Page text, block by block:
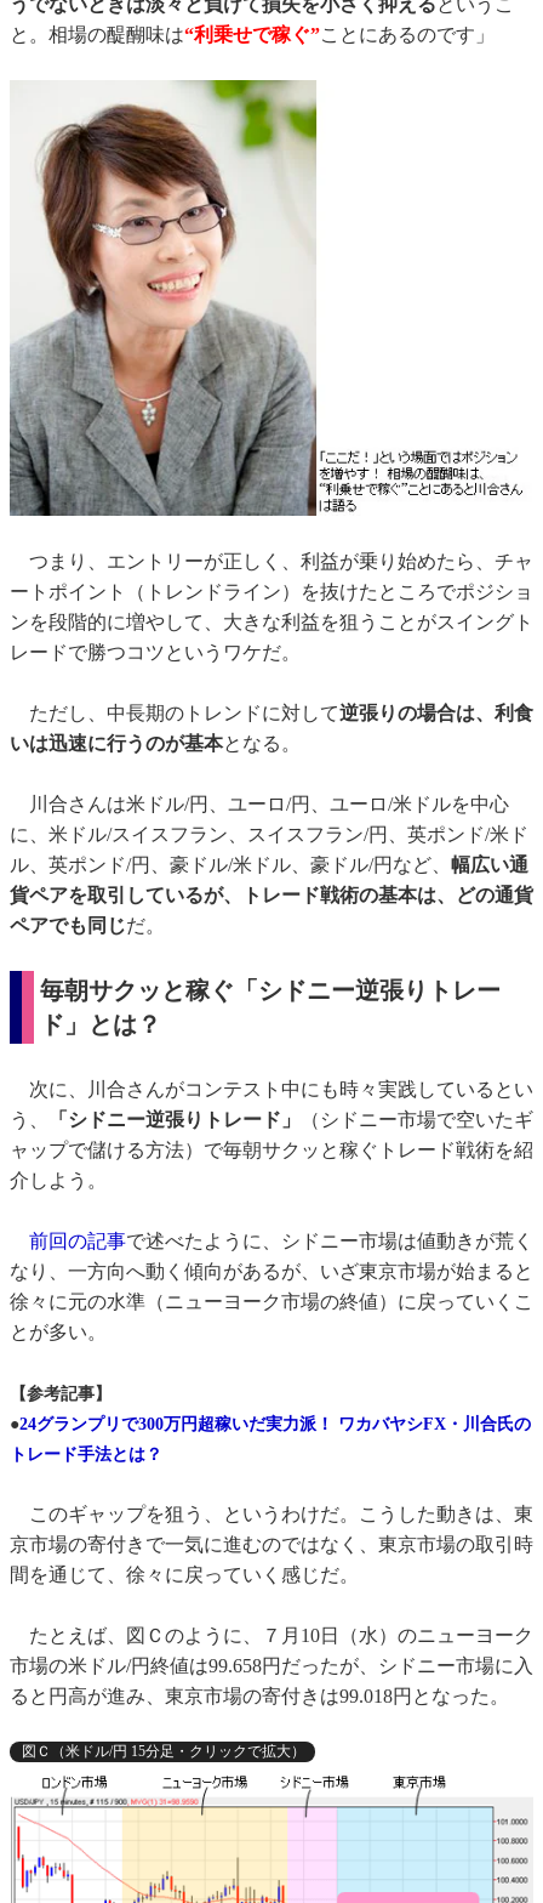
うでないときは淡々と負けて損失を小さく抑えるというこ
と。相場の醍醐味は“利乗せで稼ぐ”ことにあるのです」
つまり、エントリーが正しく、利益が乗り始めたら、チャ
ートポイント（トレンドライン）を抜けたところでポジショ
ンを段階的に増やして、大きな利益を狙うことがスイングト
レードで勝つコツというワケだ。
ただし、中長期のトレンドに対して逆張りの場合は、利食
いは迅速に行うのが基本となる。
川合さんは米ドル/円、ユーロ/円、ユーロ/米ドルを中心
に、米ドル/スイスフラン、スイスフラン/円、英ポンド/米ド
ル、英ポンド/円、豪ドル/米ドル、豪ドル/円など、 幅広い通
貨ペアを取引しているが、トレード戦術の基本は、どの通貨
ペアでも同じだ。
毎朝サクッと稼ぐ「シドニー逆張りトレー
ド」とは？
次に、川合さんがコンテスト中にも時々実践しているとい
う、
「シドニー逆張りトレード」
（シドニー市場で空いたギ
ャップで儲ける方法）で毎朝サクッと稼ぐトレード戦術を紹
介しよう。
前回の記事で述べたように、シドニー市場は値動きが荒く
なり、一方向へ動く傾向があるが、いざ東京市場が始まると
徐々に元の水準（ニューヨーク市場の終値）に戻っていくこ
とが多い。
【参考記事】
●24グランプリで300万円超稼いだ実力派！ ワカバヤシFX・川合氏の
トレード手法とは？
このギャップを狙う、というわけだ。こうした動きは、東
京市場の寄付きで一気に進むのではなく、東京市場の取引時
間を通じて、徐々に戻っていく感じだ。
たとえば、図Ｃのように、７月10日（水）のニューヨーク
市場の米ドル/円終値は99.658円だったが、シドニー市場に入
ると円高が進み、東京市場の寄付きは99.018円となった。
図Ｃ（米ドル/円 15分足・クリックで拡大）